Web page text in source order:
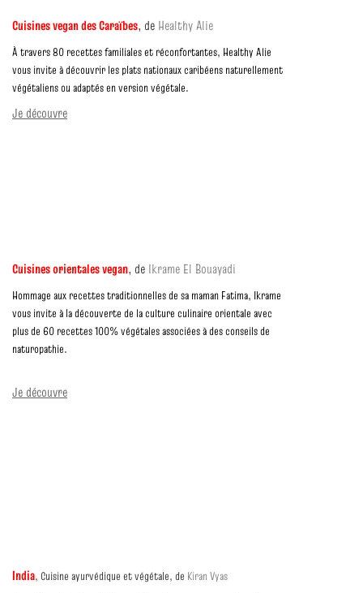
Cuisines vegan des Caraïbes, de Healthy Alie
À travers 80 recettes familiales et réconfortantes, Healthy Alie
vous invite à découvrir les plats nationaux caribéens naturellement
végétaliens ou adaptés en version végétale.
Je découvre
Cuisines orientales vegan, de Ikrame El Bouayadi
Hommage aux recettes traditionnelles de sa maman Fatima, Ikrame
vous invite à la découverte de la culture culinaire orientale avec
plus de 60 recettes 100% végétales associées à des conseils de
naturopathie.
Je découvre
India, Cuisine ayurvédique et végétale, de Kiran Vyas